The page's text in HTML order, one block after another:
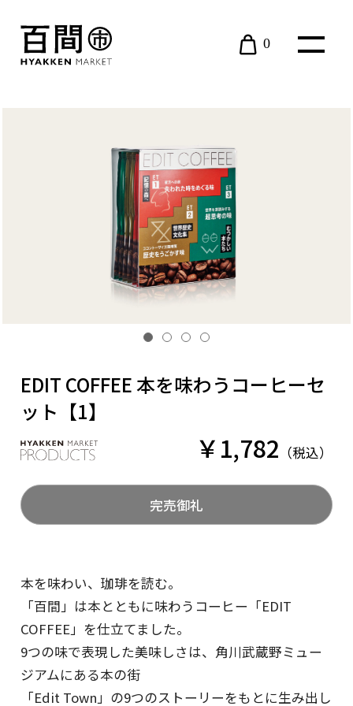
0
BOOK
近江ARS
EVENT
株式会社百間
EDIT COFFEE 本を味わうコーヒーセ
ット【1】
￥1,782 税込
完売御礼
本を味わい、珈琲を読む。
「百間」は本とともに味わうコーヒー「EDIT
COFFEE」を仕立てました。
9つの味で表現した美味しさは、角川武蔵野ミュー
ジアムにある本の街
「Edit Town」の9つのストーリーをもとに生み出し